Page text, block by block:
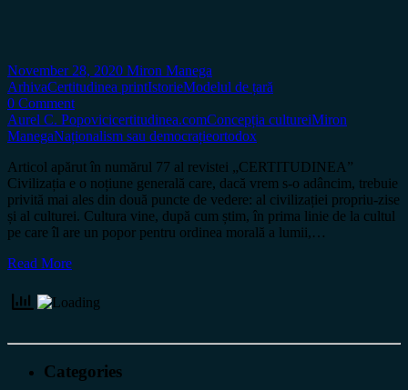
November 28, 2020 Miron Manega
ArhivaCertitudinea printIstorieModelul de țară
0 Comment
Aurel C. Popovicicertitudinea.comConcepția cultureiMiron
ManegaNaționalism sau democrațieortodox
Articol apărut în numărul 77 al revistei „CERTITUDINEA”
Civilizația e o noțiune generală care, dacă vrem s-o adâncim, trebuie
privită mai ales din două puncte de vedere: al civilizației propriu-zise
și al culturei. Cultura vine, după cum știm, în prima linie de la cultul
pe care îl are un popor pentru ordinea morală a lumii,…
Read More
Categories